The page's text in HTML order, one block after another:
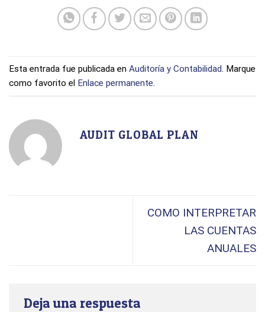
Esta entrada fue publicada en Auditoría y Contabilidad. Marque
como favorito el Enlace permanente.
AUDIT GLOBAL PLAN
COMO INTERPRETAR
LAS CUENTAS
ANUALES
Deja una respuesta